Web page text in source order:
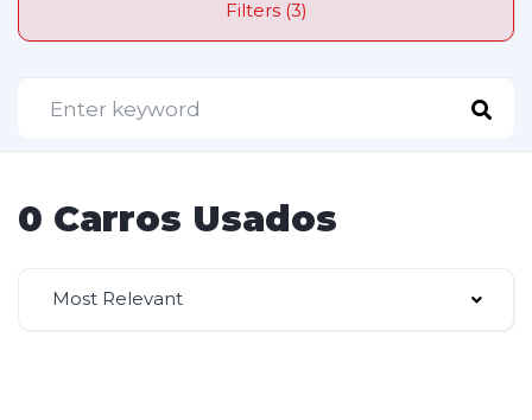
Filters (3)
0 Carros Usados
Most Relevant